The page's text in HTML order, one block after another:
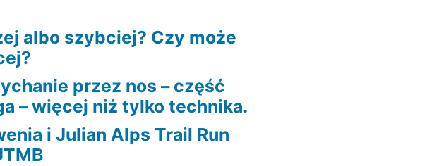
albo szybciej? Czy może
przez nos – część
– więcej niż tylko technika.
i Julian Alps Trail Run